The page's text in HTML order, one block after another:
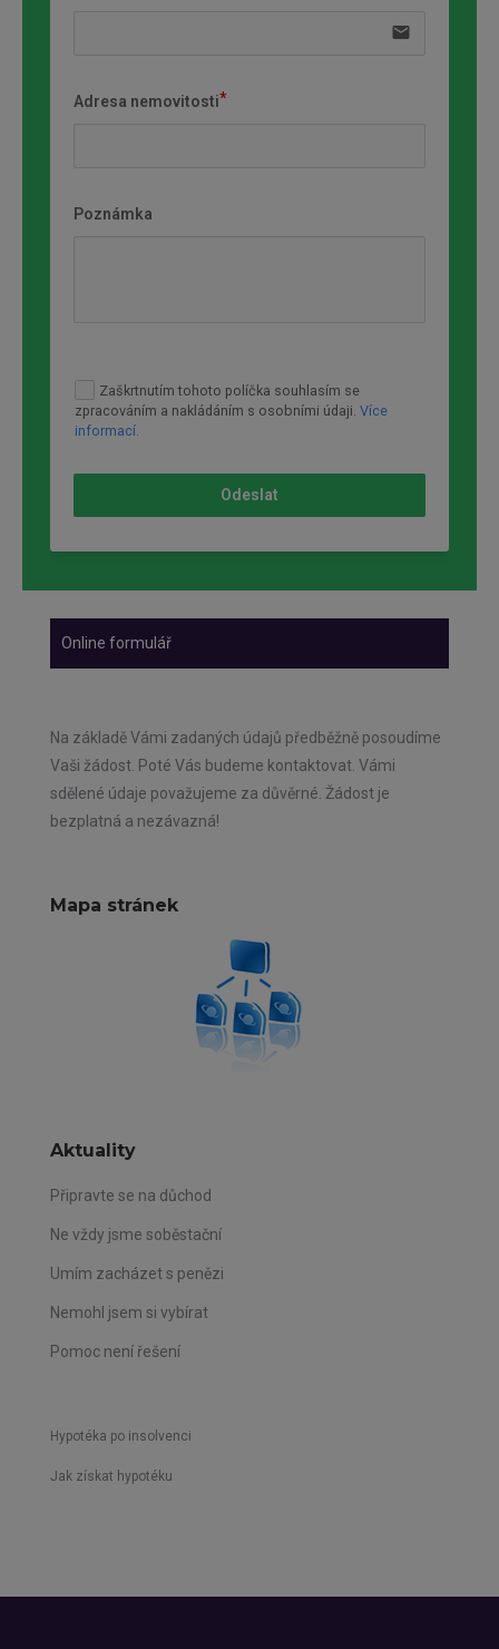
email
Adresa nemovitosti
Poznámka
Zaškrtnutím tohoto políčka souhlasím se
zpracováním a nakládáním s osobními údaji. Více
informací.
Odeslat
Online formulář
Na základě Vámi zadaných údajů předběžně posoudíme
Vaši žádost. Poté Vás budeme kontaktovat. Vámi
sdělené údaje považujeme za důvěrné. Žádost je
bezplatná a nezávazná!
Mapa stránek
Aktuality
Připravte se na důchod
Ne vždy jsme soběstační
Umím zacházet s penězi
Nemohl jsem si vybírat
Pomoc není řešení
Hypotéka po insolvenci
Jak získat hypotéku